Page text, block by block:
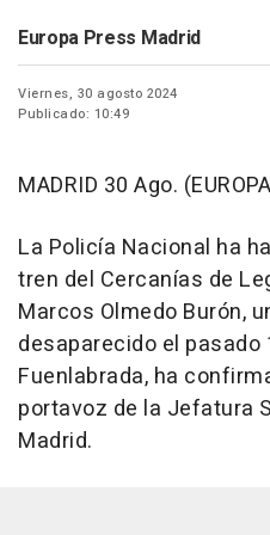
Europa Press Madrid
Viernes, 30 agosto 2024
Publicado: 10:49
MADRID 30 Ago.
La Policía Nacional ha
tren del Cercanías de
Marcos Olmedo Burón,
desaparecido el pasado
Fuenlabrada, ha
portavoz de la Jefatura
Madrid.